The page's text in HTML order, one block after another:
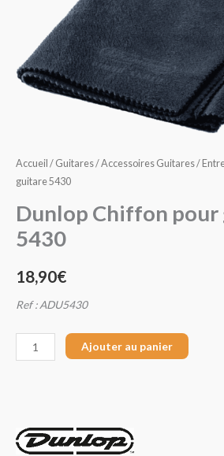
Accueil / Guitares/Accessoires Guitares/
guitare 5430
Dunlop Chiffon
5430
18,90€
Ref : ADU5430
Ajouter au panier